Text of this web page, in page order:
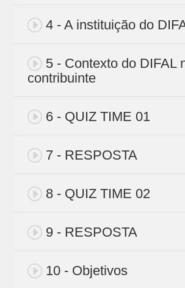
4 - A instituição do
5 - Contexto do DIFAL
contribuinte
6 - QUIZ TIME 01
7 - RESPOSTA
8 - QUIZ TIME 02
9 - RESPOSTA
10 - Objetivos